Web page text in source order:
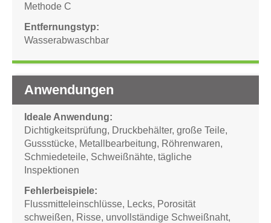
Methode C
Entfernungstyp
Wasserabwaschbar
Anwendungen
Ideale Anwendung
Dichtigkeitsprüfung, Druckbehälter, große Teile,
Gussstücke, Metallbearbeitung, Röhrenwaren,
Schmiedeteile, Schweißnähte, tägliche
Inspektionen
Fehlerbeispiele
Flussmitteleinschlüsse, Lecks, Porosität
schweißen, Risse, unvollständige Schweißnaht,